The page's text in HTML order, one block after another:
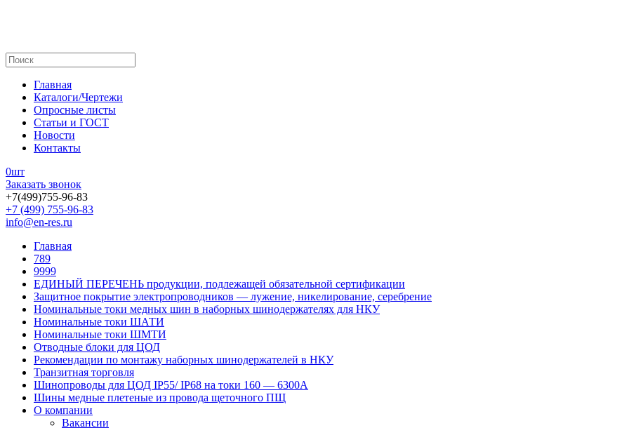
Главная
Каталоги/Чертежи
Опросные листы
Статьи и ГОСТ
Новости
Контакты
0шт
Заказать звонок
+7(499)755-96-83
+7 (499) 755-96-83
info@en-res.ru
Главная
789
9999
ЕДИНЫЙ ПЕРЕЧЕНЬ продукции, подлежащей обязательной сертификации
Защитное покрытие электропроводников — лужение, никелирование, серебрение
Номинальные токи медных шин в наборных шинодержателях для НКУ
Номинальные токи ШАТИ
Номинальные токи ШМТИ
Отводные блоки для ЦОД
Рекомендации по монтажу наборных шинодержателей в НКУ
Транзитная торговля
Шинопроводы для ЦОД IP55/ IP68 на токи 160 — 6300А
Шины медные плетеные из провода щеточного ПЩ
О компании
Вакансии